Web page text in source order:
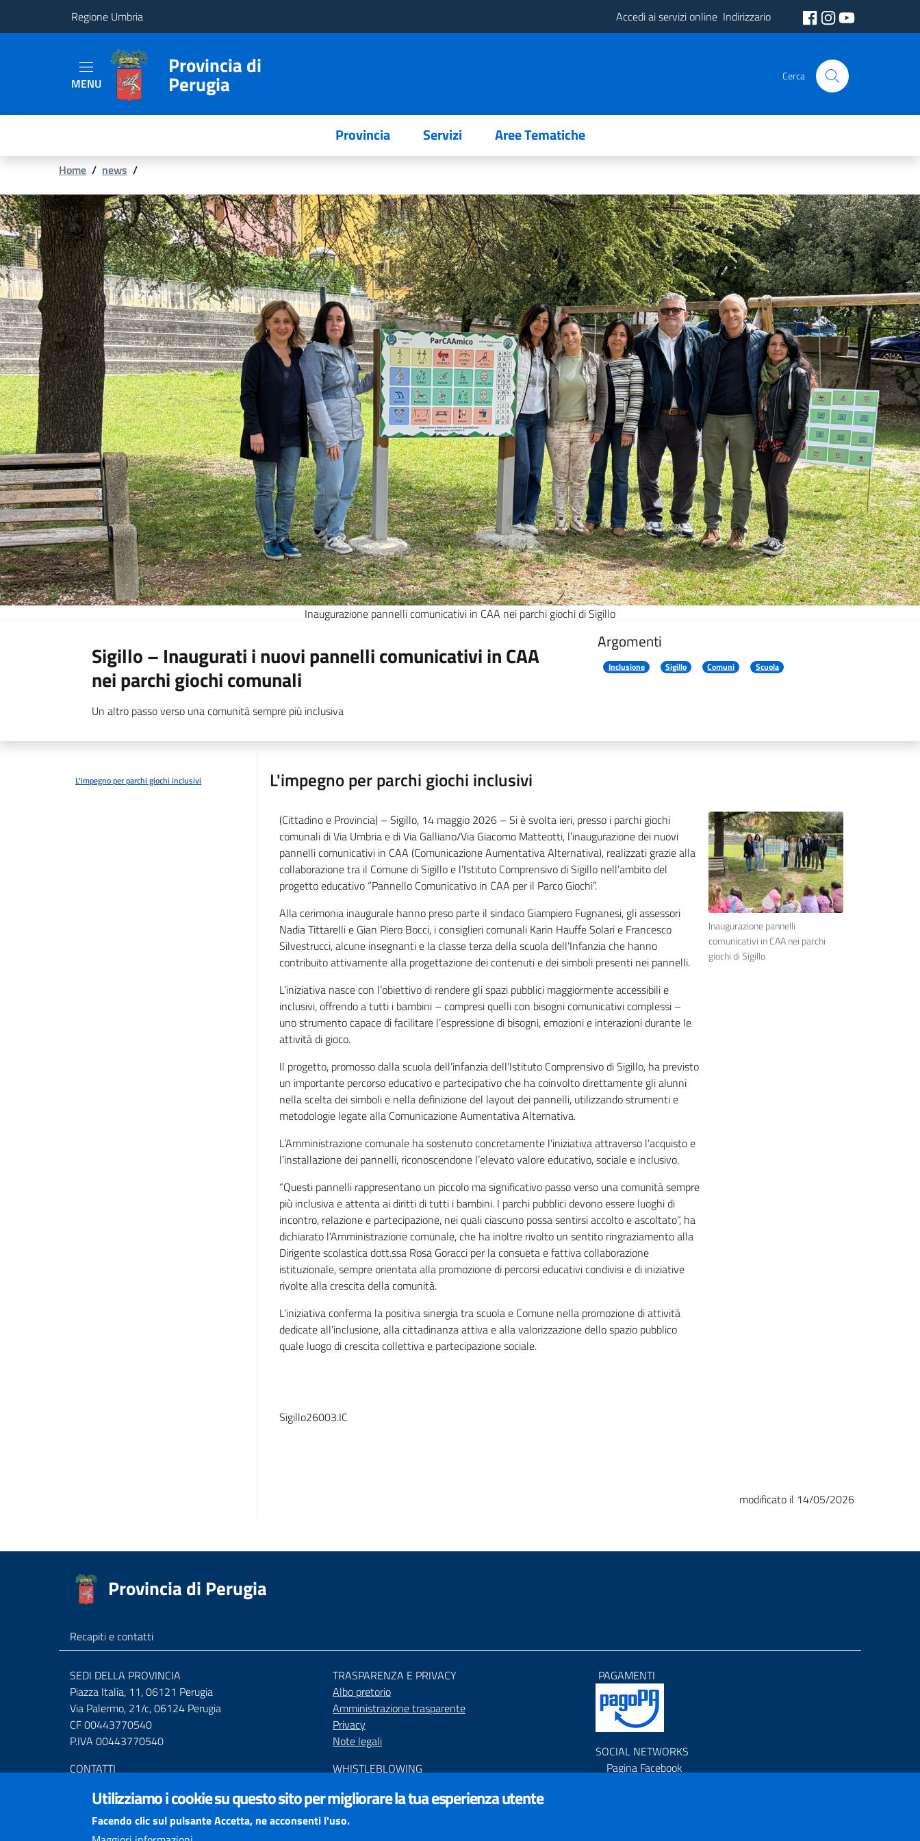
Regione Umbria Accedi ai servizi online Indirizzario
Tematiche
MENU
Provincia di
Perugia Cerca
Provincia Servizi Aree Tematiche
Briciole
di
pane
Home / news /
Inaugurazione pannelli comunicativi in CAA nei parchi giochi di Sigillo
Sigillo – Inaugurati i nuovi pannelli comunicativi in CAA
nei parchi giochi comunali
Un altro passo verso una comunità sempre più inclusiva
Argomenti
Inclusione Sigillo Comuni Scuola
L'impegno per parchi giochi inclusivi L'impegno per parchi giochi inclusivi
Inaugurazione pannelli
comunicativi in CAA nei parchi
giochi di Sigillo
(Cittadino e Provincia) – Sigillo, 14 maggio 2026 – Si è svolta ieri, presso i parchi giochi
comunali di Via Umbria e di Via Galliano/Via Giacomo Matteotti, l’inaugurazione dei nuovi
pannelli comunicativi in CAA (Comunicazione Aumentativa Alternativa), realizzati grazie alla
collaborazione tra il Comune di Sigillo e l’Istituto Comprensivo di Sigillo nell’ambito del
progetto educativo “Pannello Comunicativo in CAA per il Parco Giochi”.
Alla cerimonia inaugurale hanno preso parte il sindaco Giampiero Fugnanesi, gli assessori
Nadia Tittarelli e Gian Piero Bocci, i consiglieri comunali Karin Hauffe Solari e Francesco
Silvestrucci, alcune insegnanti e la classe terza della scuola dell’Infanzia che hanno
contribuito attivamente alla progettazione dei contenuti e dei simboli presenti nei pannelli.
L’iniziativa nasce con l’obiettivo di rendere gli spazi pubblici maggiormente accessibili e
inclusivi, offrendo a tutti i bambini – compresi quelli con bisogni comunicativi complessi –
uno strumento capace di facilitare l’espressione di bisogni, emozioni e interazioni durante le
attività di gioco.
Il progetto, promosso dalla scuola dell’infanzia dell’Istituto Comprensivo di Sigillo, ha previsto
un importante percorso educativo e partecipativo che ha coinvolto direttamente gli alunni
nella scelta dei simboli e nella definizione del layout dei pannelli, utilizzando strumenti e
metodologie legate alla Comunicazione Aumentativa Alternativa.
L’Amministrazione comunale ha sostenuto concretamente l’iniziativa attraverso l’acquisto e
l’installazione dei pannelli, riconoscendone l’elevato valore educativo, sociale e inclusivo.
“Questi pannelli rappresentano un piccolo ma significativo passo verso una comunità sempre
più inclusiva e attenta ai diritti di tutti i bambini. I parchi pubblici devono essere luoghi di
incontro, relazione e partecipazione, nei quali ciascuno possa sentirsi accolto e ascoltato”, ha
dichiarato l’Amministrazione comunale, che ha inoltre rivolto un sentito ringraziamento alla
Dirigente scolastica dott.ssa Rosa Goracci per la consueta e fattiva collaborazione
istituzionale, sempre orientata alla promozione di percorsi educativi condivisi e di iniziative
rivolte alla crescita della comunità.
L’iniziativa conferma la positiva sinergia tra scuola e Comune nella promozione di attività
dedicate all’inclusione, alla cittadinanza attiva e alla valorizzazione dello spazio pubblico
quale luogo di crescita collettiva e partecipazione sociale.
Sigillo26003.IC
modificato il 14/05/2026
Provincia di Perugia
Recapiti e contatti
SEDI DELLA PROVINCIA
Piazza Italia, 11, 06121 Perugia
Via Palermo, 21/c, 06124 Perugia
CF 00443770540
P.IVA 00443770540
CONTATTI
Numero Verde 800.01.3474
Mail URPurprov@provincia.perugia.it
Posta elettronica certificata (PEC)
TRASPARENZA E PRIVACY
Albo pretorio
Amministrazione trasparente
Privacy
Note legali
WHISTLEBLOWING
ACCESSIBILIT
Dichiarazione di accessibilità
PAGAMENTI
SOCIAL NETWORKS
Pagina Facebook
Utilizziamo i cookie su questo sito per migliorare la tua esperienza utente
Facendo clic sul pulsante Accetta, ne acconsenti l'uso.